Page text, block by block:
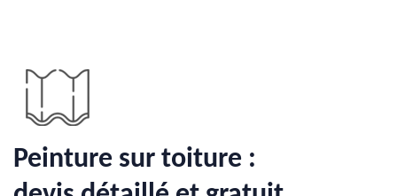
Peinture sur toiture :